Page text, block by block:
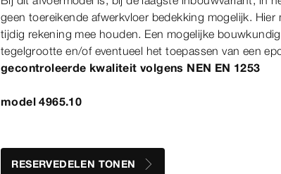
geen toereikende afwerkvloer bedekking mogelijk.
tijdig rekening mee houden. Een mogelijke
tegelgrootte en/of eventueel het toepassen van een
gecontroleerde kwaliteit volgens NEN EN 1253
model 4965.10
RESERVEDELEN TONEN